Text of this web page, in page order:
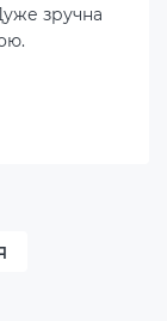
зручна